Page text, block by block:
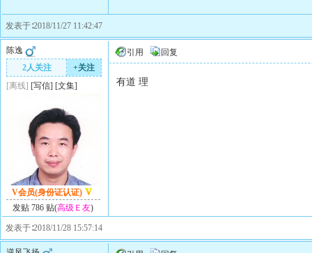
发表于∶2018/11/27 11:42:47
陈逸
2人关注
+关注
[离线] [写信] [文集]
V会员(身份证认证)
发贴 786 贴(高级Ｅ友)
引用 回复
有道 理
发表于∶2018/11/28 15:57:14